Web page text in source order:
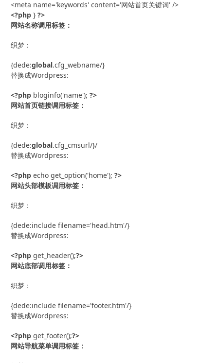
<?php } ?>
网站名称调用标签：
织梦：
{dede:global.cfg_webname/}
替换成Wordpress:
<?php bloginfo('name'); ?>
网站首页链接调用标签：
织梦：
{dede:global.cfg_cmsurl/}/
替换成Wordpress:
<?php echo get_option('home'); ?>
网站头部模板调用标签：
织梦：
{dede:include filename='head.htm'/}
替换成Wordpress:
<?php get_header();?>
网站底部调用标签：
织梦：
{dede:include filename='footer.htm'/}
替换成Wordpress:
<?php get_footer();?>
网站导航菜单调用标签：